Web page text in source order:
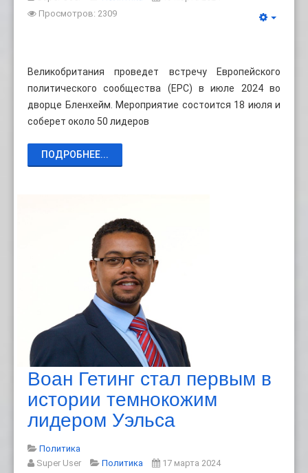
Просмотров: 2309
Великобритания проведет встречу Европейского
политического сообщества (EPC) в июле 2024 во
дворце Бленхейм. Мероприятие состоится 18 июля и
соберет около 50 лидеров
ПОДРОБНЕЕ...
Воан Гетинг стал первым в
истории темнокожим
лидером Уэльса
Политика
Super User
Политика
17 марта 2024